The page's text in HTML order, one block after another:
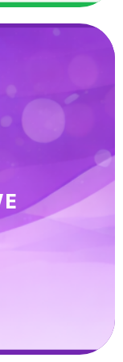
gestion du